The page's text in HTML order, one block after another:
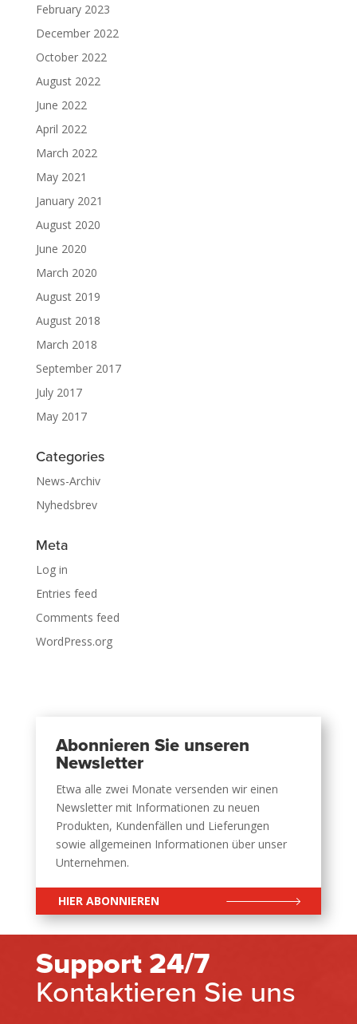
February 2023
December 2022
October 2022
August 2022
June 2022
April 2022
March 2022
May 2021
January 2021
August 2020
June 2020
March 2020
August 2019
August 2018
March 2018
September 2017
July 2017
May 2017
Categories
News-Archiv
Nyhedsbrev
Meta
Log in
Entries feed
Comments feed
WordPress.org
Abonnieren Sie unseren
Newsletter
Etwa alle zwei Monate versenden wir einen
Newsletter mit Informationen zu neuen
Produkten, Kundenfällen und Lieferungen
sowie allgemeinen Informationen über unser
Unternehmen.
HIER ABONNIEREN
Support 24/7
Kontaktieren Sie uns